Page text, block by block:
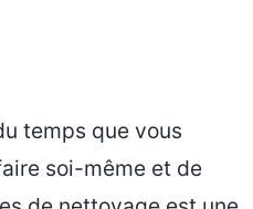
temps que vous
soi-même et de